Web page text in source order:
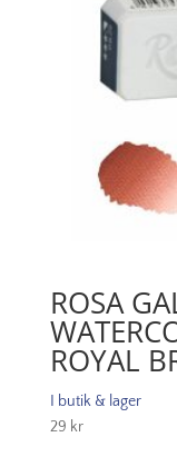
ROSA
ROYAL
I butik & lager
29 kr